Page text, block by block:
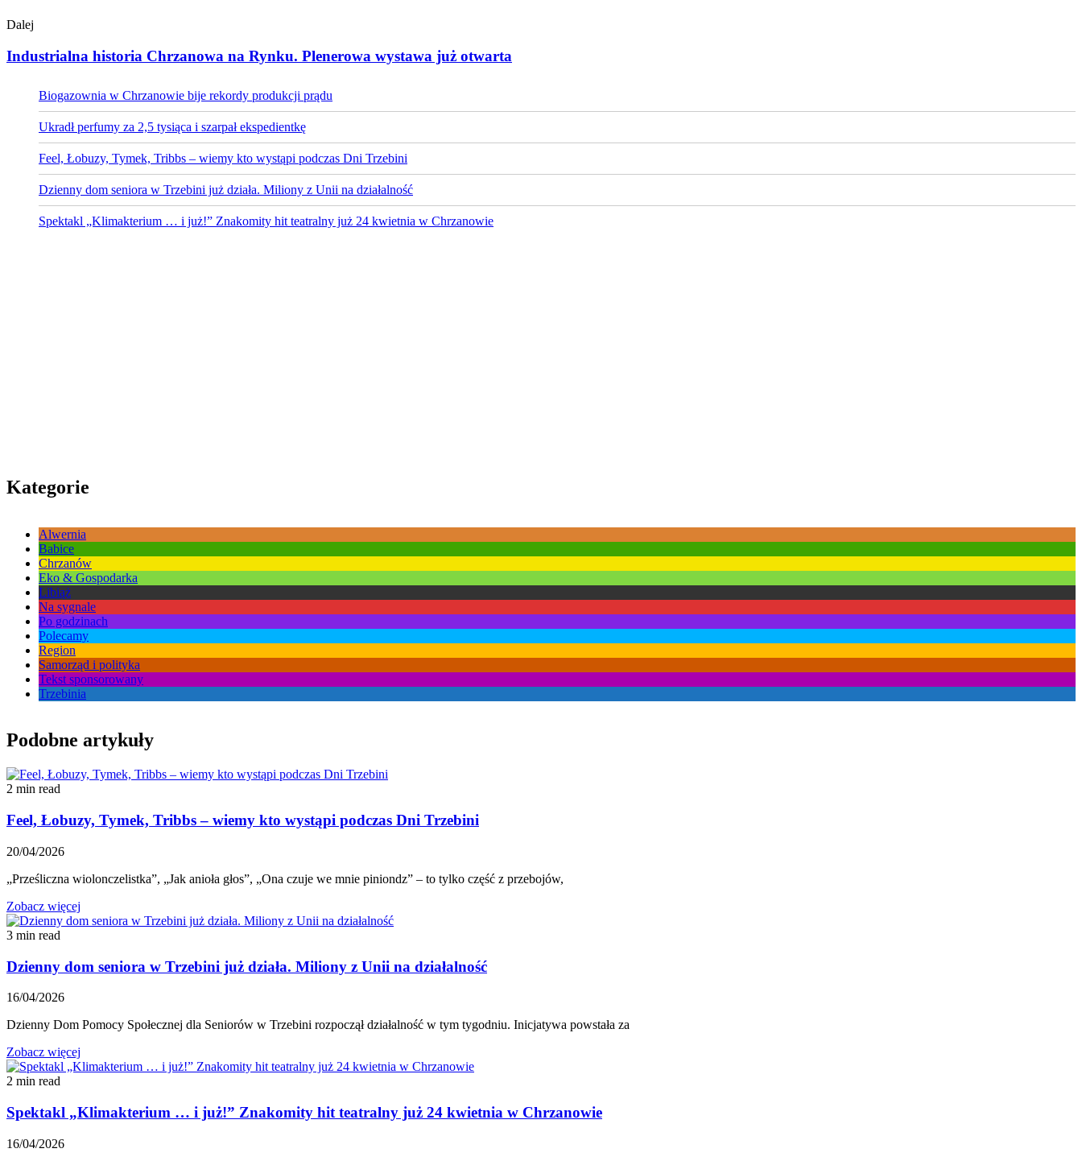
Dalej
Industrialna historia Chrzanowa na Rynku. Plenerowa wystawa już otwarta
Biogazownia w Chrzanowie bije rekordy produkcji prądu
Ukradł perfumy za 2,5 tysiąca i szarpał ekspedientkę
Feel, Łobuzy, Tymek, Tribbs – wiemy kto wystąpi podczas Dni Trzebini
Dzienny dom seniora w Trzebini już działa. Miliony z Unii na działalność
Spektakl „Klimakterium … i już!” Znakomity hit teatralny już 24 kwietnia w Chrzanowie
Kategorie
Alwernia
Babice
Chrzanów
Eko & Gospodarka
Libiąż
Na sygnale
Po godzinach
Polecamy
Region
Samorząd i polityka
Tekst sponsorowany
Trzebinia
Podobne artykuły
2 min read
Feel, Łobuzy, Tymek, Tribbs – wiemy kto wystąpi podczas Dni Trzebini
20/04/2026
„Prześliczna wiolonczelistka”, „Jak anioła głos”, „Ona czuje we mnie piniondz” – to tylko część z przebojów,
Zobacz więcej
3 min read
Dzienny dom seniora w Trzebini już działa. Miliony z Unii na działalność
16/04/2026
Dzienny Dom Pomocy Społecznej dla Seniorów w Trzebini rozpoczął działalność w tym tygodniu. Inicjatywa powstała za
Zobacz więcej
2 min read
Spektakl „Klimakterium … i już!” Znakomity hit teatralny już 24 kwietnia w Chrzanowie
16/04/2026